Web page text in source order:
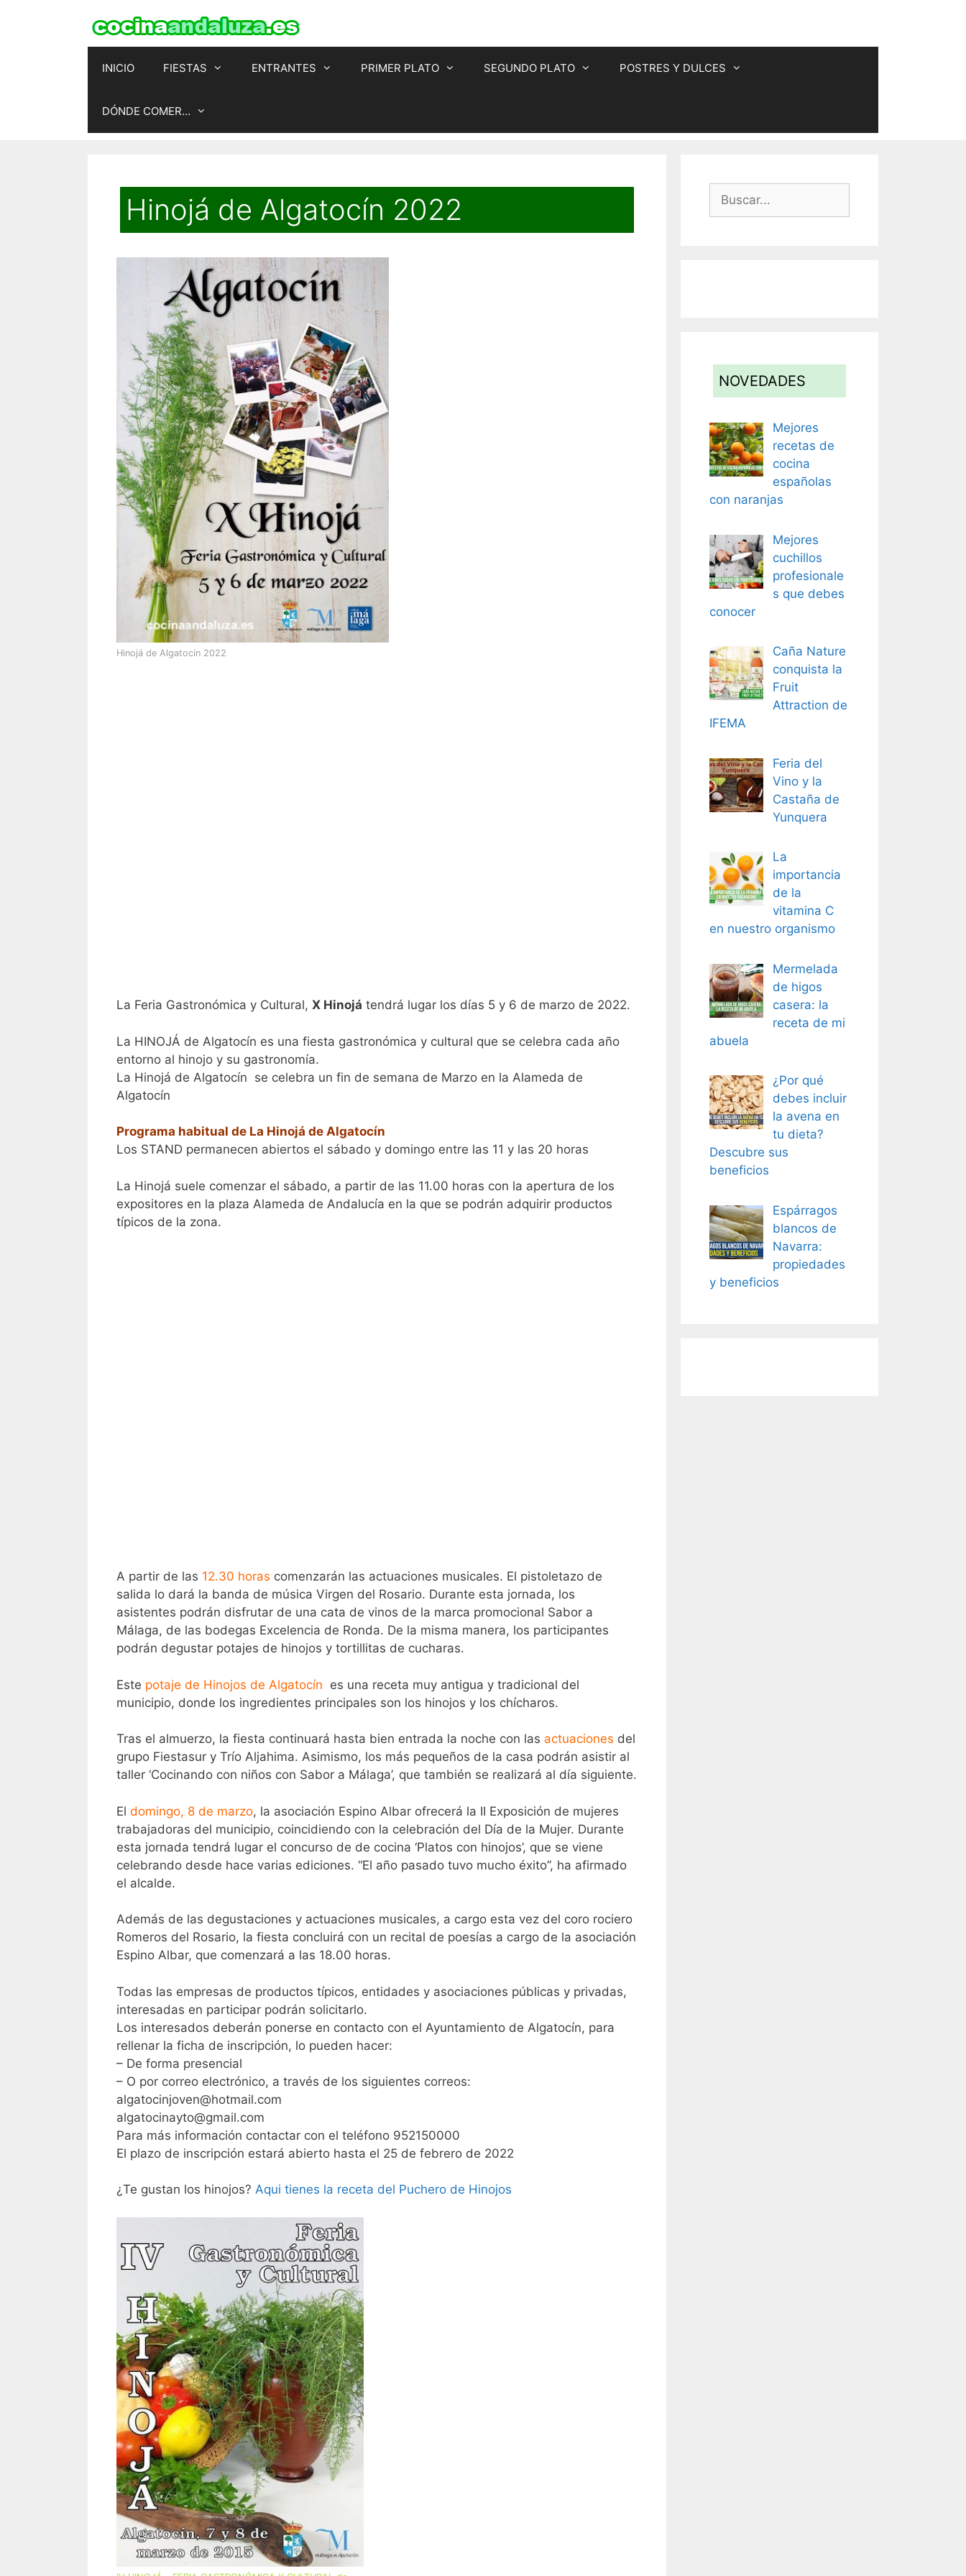
INICIO FIESTAS ENTRANTES PRIMER PLATO SEGUNDO PLATO POSTRES Y DULCES
DÓNDE COMER…
Hinojá de Algatocín 2022
Hinojá de Algatocín 2022
La Feria Gastronómica y Cultural, X Hinojá tendrá lugar los días 5 y 6 de marzo de 2022.
La HINOJÁ de Algatocín es una fiesta gastronómica y cultural que se celebra cada año
entorno al hinojo y su gastronomía.
La Hinojá de Algatocín se celebra un fin de semana de Marzo en la Alameda de
Algatocín
Programa habitual de La Hinojá de Algatocín
Los STAND permanecen abiertos el sábado y domingo entre las 11 y las 20 horas
La Hinojá suele comenzar el sábado, a partir de las 11.00 horas con la apertura de los
expositores en la plaza Alameda de Andalucía en la que se podrán adquirir productos
típicos de la zona.
A partir de las 12.30 horas comenzarán las actuaciones musicales. El pistoletazo de
salida lo dará la banda de música Virgen del Rosario. Durante esta jornada, los
asistentes podrán disfrutar de una cata de vinos de la marca promocional Sabor a
Málaga, de las bodegas Excelencia de Ronda. De la misma manera, los participantes
podrán degustar potajes de hinojos y tortillitas de cucharas.
Este potaje de Hinojos de Algatocín es una receta muy antigua y tradicional del
municipio, donde los ingredientes principales son los hinojos y los chícharos.
Tras el almuerzo, la fiesta continuará hasta bien entrada la noche con las actuaciones del
grupo Fiestasur y Trío Aljahima. Asimismo, los más pequeños de la casa podrán asistir al
taller ‘Cocinando con niños con Sabor a Málaga’, que también se realizará al día siguiente.
El domingo, 8 de marzo, la asociación Espino Albar ofrecerá la II Exposición de mujeres
trabajadoras del municipio, coincidiendo con la celebración del Día de la Mujer. Durante
esta jornada tendrá lugar el concurso de de cocina ‘Platos con hinojos’, que se viene
celebrando desde hace varias ediciones. “El año pasado tuvo mucho éxito”, ha afirmado
el alcalde.
Además de las degustaciones y actuaciones musicales, a cargo esta vez del coro rociero
Romeros del Rosario, la fiesta concluirá con un recital de poesías a cargo de la asociación
Espino Albar, que comenzará a las 18.00 horas.
Todas las empresas de productos típicos, entidades y asociaciones públicas y privadas,
interesadas en participar podrán solicitarlo.
Los interesados deberán ponerse en contacto con el Ayuntamiento de Algatocín, para
rellenar la ficha de inscripción, lo pueden hacer:
– De forma presencial
– O por correo electrónico, a través de los siguientes correos:
algatocinjoven@hotmail.com
algatocinayto@gmail.com
Para más información contactar con el teléfono 952150000
El plazo de inscripción estará abierto hasta el 25 de febrero de 2022
¿Te gustan los hinojos? Aqui tienes la receta del Puchero de Hinojos
Buscar:
NOVEDADES
Mejores
recetas de
cocina
españolas
con naranjas
Mejores
cuchillos
profesionale
s que debes
conocer
Caña Nature
conquista la
Fruit
Attraction de
IFEMA
Feria del
Vino y la
Castaña de
Yunquera
La
importancia
de la
vitamina C
en nuestro organismo
Mermelada
de higos
casera: la
receta de mi
abuela
¿Por qué
debes incluir
la avena en
tu dieta?
Descubre sus
beneficios
Espárragos
blancos de
Navarra:
propiedades
y beneficios